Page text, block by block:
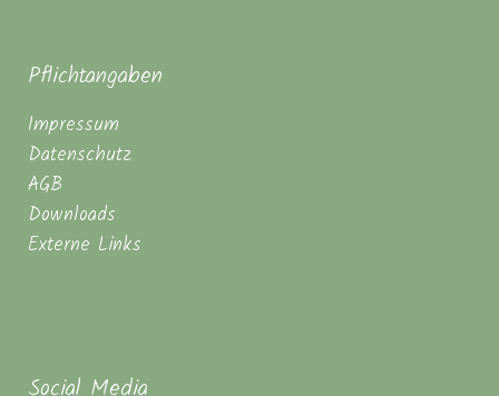
Pflichtangaben
Impressum
Datenschutz
AGB
Downloads
Externe Links